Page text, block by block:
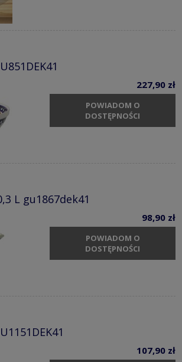
227,90 zł
POWIADOM O
DOSTĘPNOŚCI
L gu1867dek41
98,90 zł
POWIADOM O
DOSTĘPNOŚCI
107,90 zł